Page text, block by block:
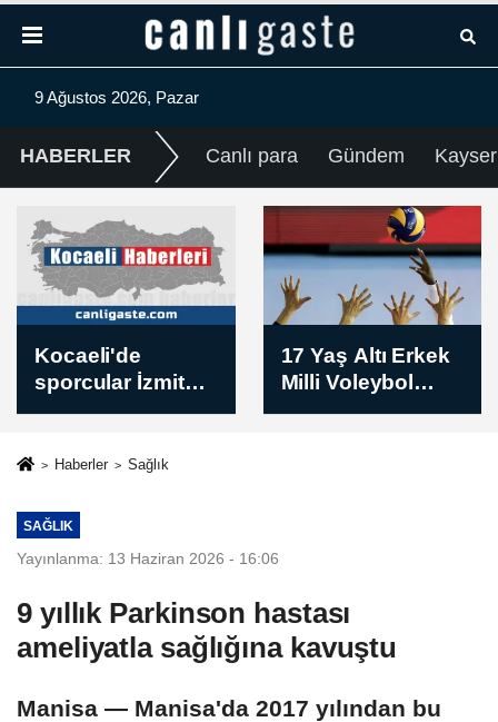
9 Ağustos 2026, Pazar
HABERLER Canlı para Gündem
17 Yaş Altı Erkek
Milli Voleybol
Takımı, Balkan
ikinci oldu
Spot piyasada
doğal gaz fiyatları
/ 9 Ağustos 2026
Haberler Sağlık
SAĞLIK
Yayınlanma: 13 Haziran 2026 - 16:06
9 yıllık Parkinson hastası
ameliyatla sağlığına kavuştu
Manisa — Manisa'da 2017 yılından bu